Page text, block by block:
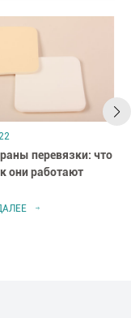
раны перевязки: что
они работают